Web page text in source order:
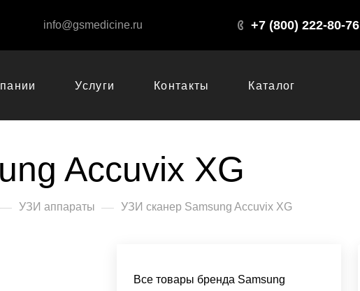
info@gsmedicine.ru +7 (800) 222-80-76
Услуги Контакты Каталог
Accuvix XG
— УЗИ аппараты — УЗИ сканер Samsung Accuvix XG
Все товары бренда Samsung